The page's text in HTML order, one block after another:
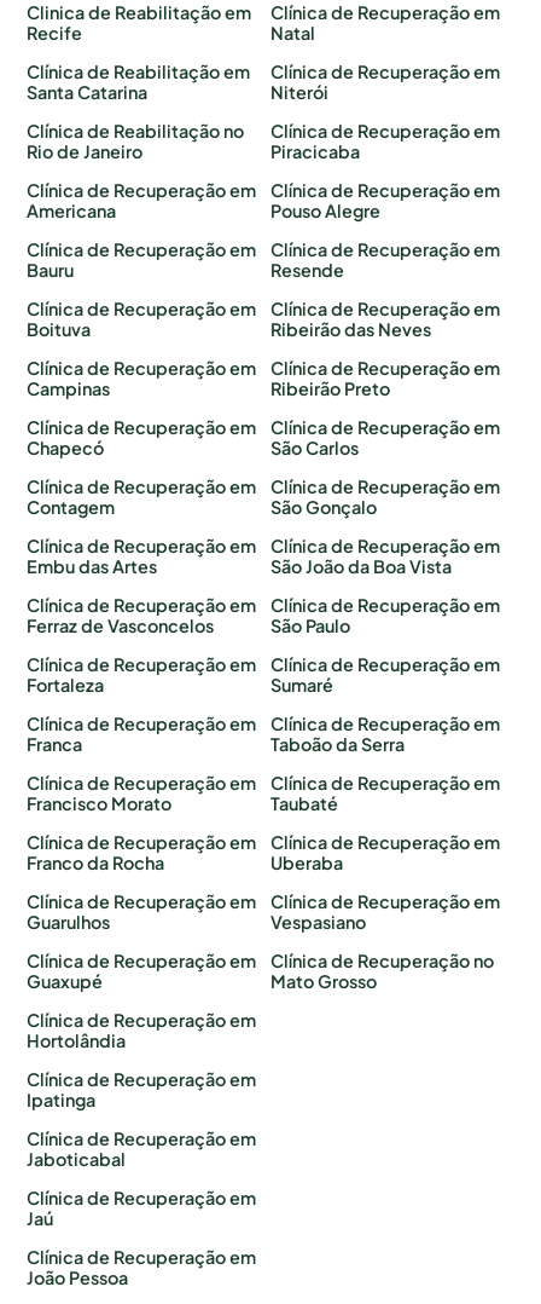
Clinica de Reabilitação em
Recife
Clínica de Reabilitação em
Santa Catarina
Clínica de Reabilitação no
Rio de Janeiro
Clínica de Recuperação em
Americana
Clínica de Recuperação em
Bauru
Clínica de Recuperação em
Boituva
Clínica de Recuperação em
Campinas
Clínica de Recuperação em
Chapecó
Clínica de Recuperação em
Contagem
Clínica de Recuperação em
Embu das Artes
Clínica de Recuperação em
Ferraz de Vasconcelos
Clínica de Recuperação em
Fortaleza
Clínica de Recuperação em
Franca
Clínica de Recuperação em
Francisco Morato
Clínica de Recuperação em
Franco da Rocha
Clínica de Recuperação em
Guarulhos
Clínica de Recuperação em
Guaxupé
Clínica de Recuperação em
Hortolândia
Clínica de Recuperação em
Ipatinga
Clínica de Recuperação em
Jaboticabal
Clínica de Recuperação em
Jaú
Clínica de Recuperação em
João Pessoa
Clínica de Recuperação em
Natal
Clínica de Recuperação em
Niterói
Clínica de Recuperação em
Piracicaba
Clínica de Recuperação em
Pouso Alegre
Clínica de Recuperação em
Resende
Clínica de Recuperação em
Ribeirão das Neves
Clínica de Recuperação em
Ribeirão Preto
Clínica de Recuperação em
São Carlos
Clínica de Recuperação em
São Gonçalo
Clínica de Recuperação em
São João da Boa Vista
Clínica de Recuperação em
São Paulo
Clínica de Recuperação em
Sumaré
Clínica de Recuperação em
Taboão da Serra
Clínica de Recuperação em
Taubaté
Clínica de Recuperação em
Uberaba
Clínica de Recuperação em
Vespasiano
Clínica de Recuperação no
Mato Grosso